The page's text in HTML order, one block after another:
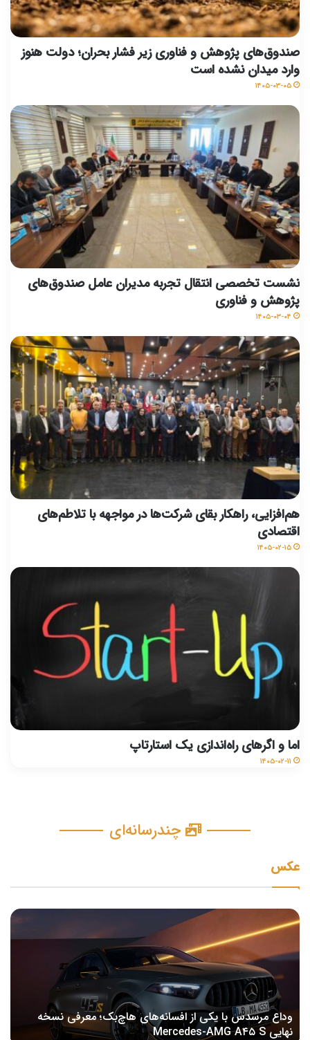
صندوق‌های پژوهش و فناوری زیر فشار بحران؛ دولت هنوز
وارد میدان نشده است
۱۴۰۵-۰۳-۰۵
نشست تخصصی انتقال تجربه مدیران عامل صندوق‌های
پژوهش و فناوری
۱۴۰۵-۰۳-۰۴
هم‌افزایی، راهکار بقای شرکت‌ها در مواجهه با تلاطم‌های
اقتصادی
۱۴۰۵-۰۲-۱۵
اما و اگرهای راه‌اندازی یک استارتاپ
۱۴۰۵-۰۲-۱۱
چندرسانه‌ای
عکس
وداع مرسدس با یکی از افسانه‌های هاچ‌بک؛ معرفی نسخه
نهایی Mercedes-AMG A۴۵ S